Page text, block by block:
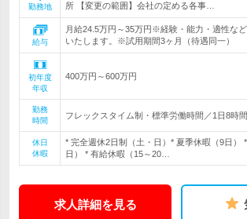
勤務地
所 【変更の範囲】会社の定める各事…
給与
月給24.5万円～35万円※経験・能力・適性な
いたします。※試用期間3ヶ月（待遇同一）
初年度
年収
400万円～600万円
勤務
時間
フレックスタイム制・標準労働時間／1日8時
休日
休暇
* 完全週休2日制（土・日）* 夏季休暇（9日）
日） * 有給休暇（15～20…
求人詳細を見る